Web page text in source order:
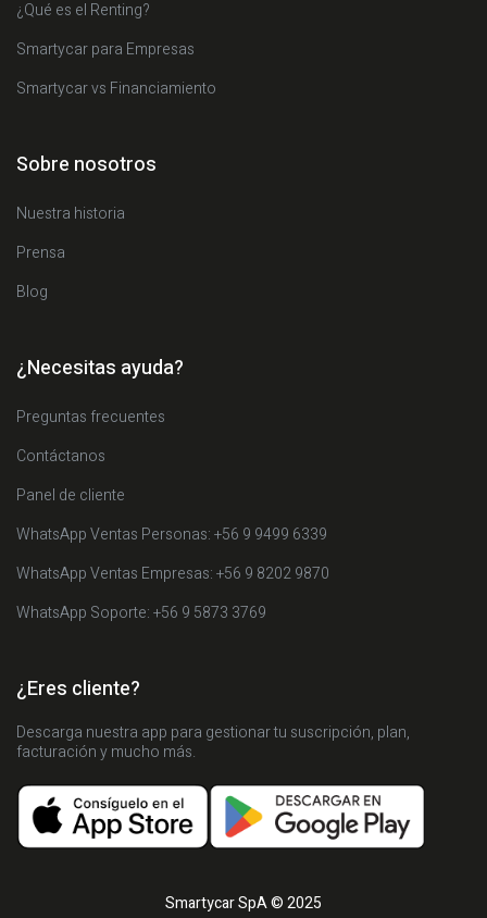
¿Qué es el Renting?
Smartycar para Empresas
Smartycar vs Financiamiento
Sobre nosotros
Nuestra historia
Prensa
Blog
¿Necesitas ayuda?
Preguntas frecuentes
Contáctanos
Panel de cliente
WhatsApp Ventas Personas: +56 9 9499 6339
WhatsApp Ventas Empresas: +56 9 8202 9870
WhatsApp Soporte: +56 9 5873 3769
¿Eres cliente?
Descarga nuestra app para gestionar tu suscripción, plan,
facturación y mucho más.
Smartycar SpA © 2025